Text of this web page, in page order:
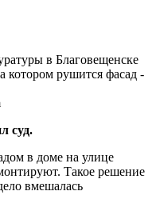
суд.
в доме на улице
Такое решение
вмешалась